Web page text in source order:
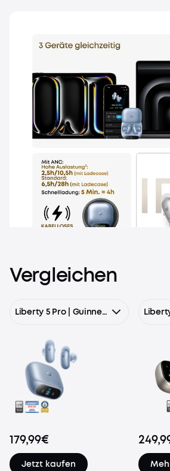
Vergleichen
Liberty 5 Pro | Guinness-Rekord für klare Telefonate, 360° ANC 4.0, Dolby Atmos
179,99€
Jetzt kaufen